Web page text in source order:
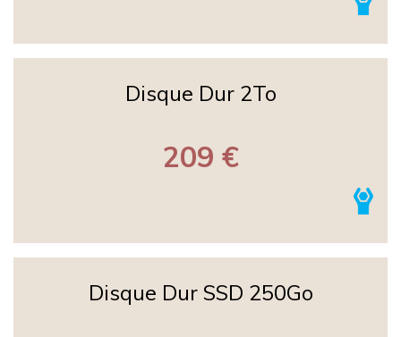
Disque Dur 2To
209 €
Disque Dur SSD 250Go